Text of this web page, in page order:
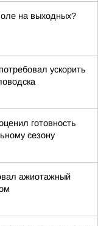
на выходных?
ускорить
готовность
сезону
ажиотажный